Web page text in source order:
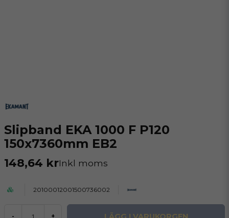
Slipband EKA 1000 F P120
150x7360mm EB2
148,64 krInkl moms
20100012001500736002
- +